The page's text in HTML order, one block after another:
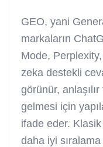
GEO, yani
markaların
Mode,
zeka destekli
görünür,
gelmesi için
ifade eder.
daha iyi